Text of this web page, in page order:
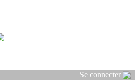
Se connecter